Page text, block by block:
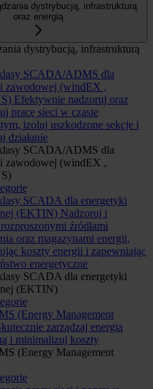
dystrybucją, infrastrukturą
oraz energią
dystrybucją, infrastrukturą
SCADA/ADMS dla
zawodowej (windEX ,
Efektywnie nadzoruj oraz
pracę sieci w czasie
izoluj uszkodzone sekcje i
działanie
SCADA/ADMS dla
zawodowej (windEX ,
SCADA dla energetyki
(EKTIN) Nadzoruj i
źródłami
oraz magazynami energii,
koszty energii i zapewniając
energetyczne
SCADA dla energetyki
(EKTIN)
(Energy Management
zarządzaj energią
i minimalizuj koszty
(Energy Management